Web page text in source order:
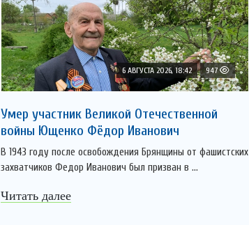
6 АВГУСТА 2026, 18:42 947
Умер участник Великой Отечественной
войны Ющенко Фёдор Иванович
В 1943 году после освобождения Брянщины от фашистских
захватчиков Федор Иванович был призван в ...
Читать далее